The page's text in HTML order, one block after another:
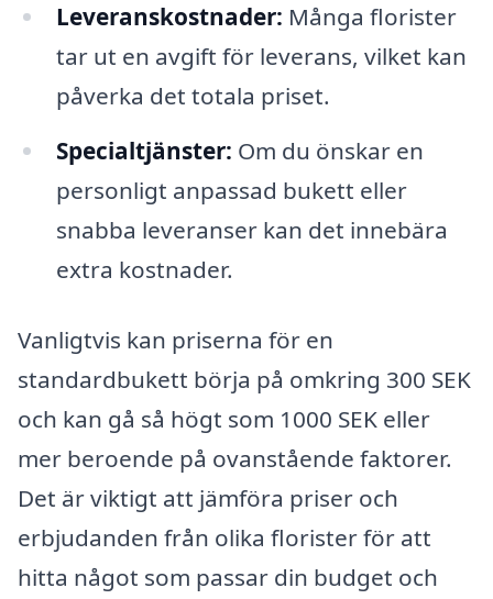
Leveranskostnader: Många florister
tar ut en avgift för leverans, vilket kan
påverka det totala priset.
Specialtjänster: Om du önskar en
personligt anpassad bukett eller
snabba leveranser kan det innebära
extra kostnader.
Vanligtvis kan priserna för en
standardbukett börja på omkring 300 SEK
och kan gå så högt som 1000 SEK eller
mer beroende på ovanstående faktorer.
Det är viktigt att jämföra priser och
erbjudanden från olika florister för att
hitta något som passar din budget och